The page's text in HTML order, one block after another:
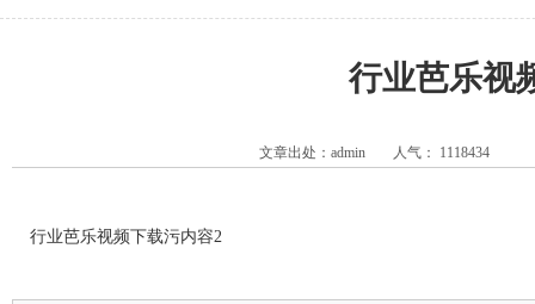
行业芭乐视
文章出处：admin 人气： 1118434
行业芭乐视频下载污内容2